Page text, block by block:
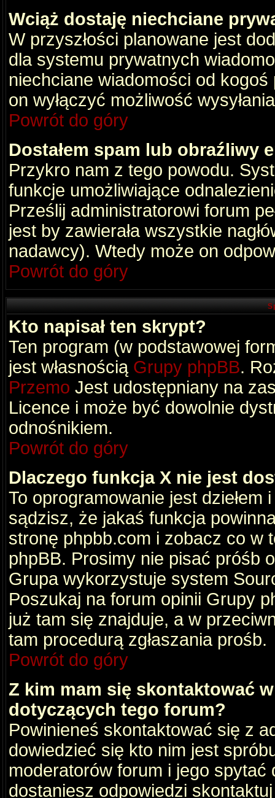
Wciąż dostaję niechciane
W przyszłości planowane jest
dla systemu prywatnych
niechciane wiadomości od
on wyłączyć możliwość
Powrót do góry
Dostałem spam lub obraźliwy
Przykro nam z tego powodu.
funkcje umożliwiające
Prześlij administratorowi forum
jest by zawierała wszystkie
nadawcy). Wtedy może on
Powrót do góry
Kto napisał ten skrypt?
Ten program (w podstawowej
jest własnością Grupy phpBB.
Przemo Jest udostępniany na
Licence i może być dowolnie
odnośnikiem.
Powrót do góry
Dlaczego funkcja X nie jest
To oprogramowanie jest dziełem
sądzisz, że jakaś funkcja
stronę phpbb.com i zobacz co w
phpBB. Prosimy nie pisać próśb
Grupa wykorzystuje system
Poszukaj na forum opinii Grupy
już tam się znajduje, a w
tam procedurą zgłaszania prośb.
Powrót do góry
Z kim mam się skontaktować
dotyczących tego forum?
Powinieneś skontaktować się z
dowiedzieć się kto nim jest
moderatorów forum i jego
dostaniesz odpowiedzi